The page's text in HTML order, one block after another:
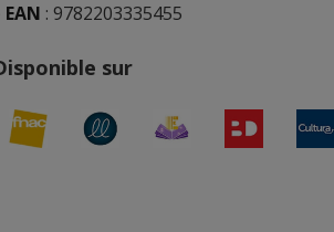
EAN : 9782203335455
sur